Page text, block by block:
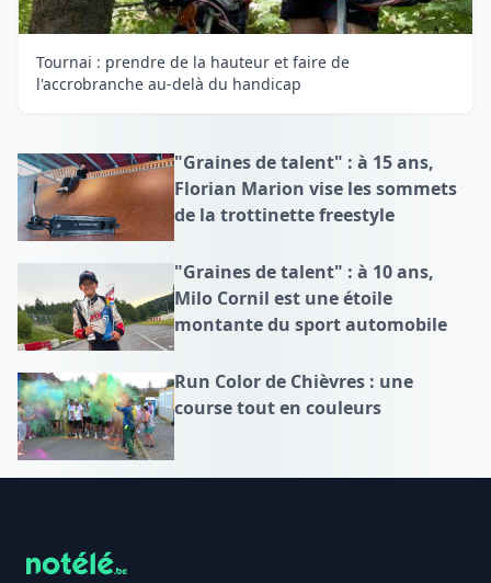
Tournai : prendre de la hauteur et faire de
l'accrobranche au-delà du handicap
"Graines de talent" : à 15 ans,
Florian Marion vise les sommets
de la trottinette freestyle
"Graines de talent" : à 10 ans,
Milo Cornil est une étoile
montante du sport automobile
Run Color de Chièvres : une
course tout en couleurs